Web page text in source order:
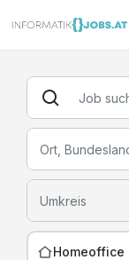
Homeoffice